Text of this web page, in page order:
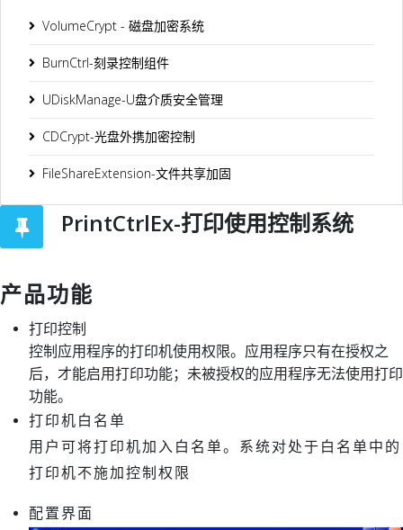
VolumeCrypt - 磁盘加密系统
BurnCtrl-刻录控制组件
UDiskManage-U盘介质安全管理
CDCrypt-光盘外携加密控制
FileShareExtension-文件共享加固
PrintCtrlEx-打印使用控制系统
产品功能
打印控制
控制应用程序的打印机使用权限。应用程序只有在授权之
后，才能启用打印功能；未被授权的应用程序无法使用打印
功能。
打印机白名单
用户可将打印机加入白名单。系统对处于白名单中的
打印机不施加控制权限
配置界面